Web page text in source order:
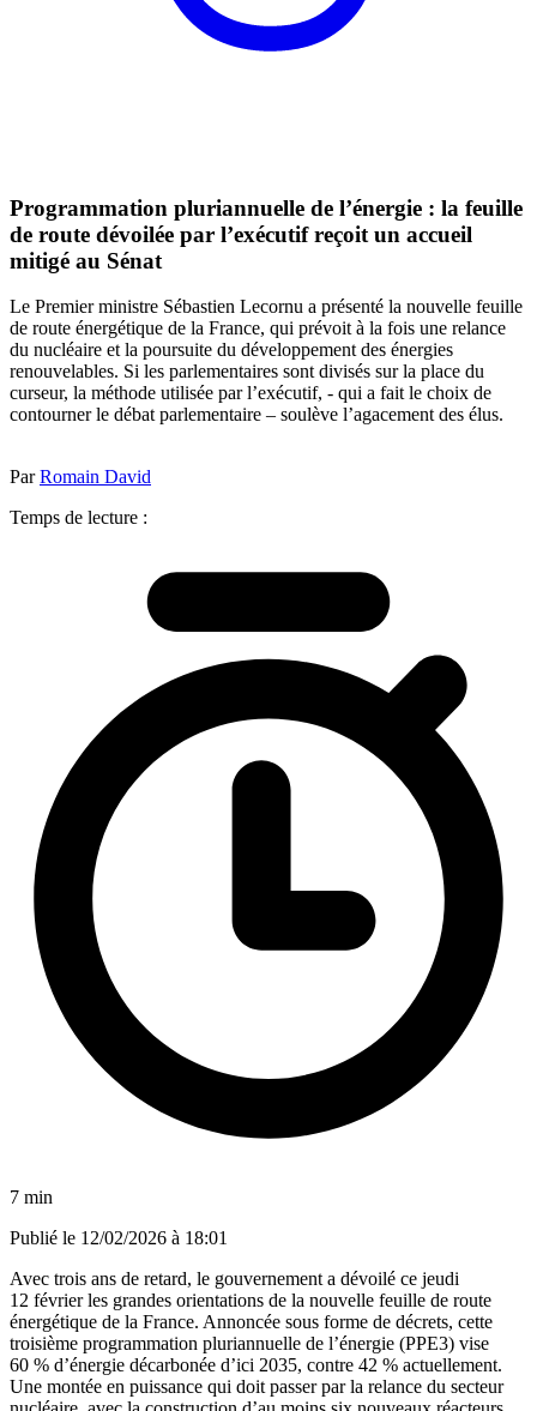
Programmation pluriannuelle de l’énergie : la feuille
de route dévoilée par l’exécutif reçoit un accueil
mitigé au Sénat
Le Premier ministre Sébastien Lecornu a présenté la nouvelle feuille
de route énergétique de la France, qui prévoit à la fois une relance
du nucléaire et la poursuite du développement des énergies
renouvelables. Si les parlementaires sont divisés sur la place du
curseur, la méthode utilisée par l’exécutif, - qui a fait le choix de
contourner le débat parlementaire – soulève l’agacement des élus.
ParRomain David
Temps de lecture :
7 min
Publié le 12/02/2026 à 18:01
Avec trois ans de retard, le gouvernement a dévoilé ce jeudi
12 février les grandes orientations de la nouvelle feuille de route
énergétique de la France. Annoncée sous forme de décrets, cette
troisième programmation pluriannuelle de l’énergie (PPE3) vise
60 % d’énergie décarbonée d’ici 2035, contre 42 % actuellement.
Une montée en puissance qui doit passer par la relance du secteur